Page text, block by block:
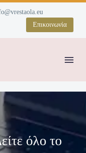
Επικοινωνία
όλο το